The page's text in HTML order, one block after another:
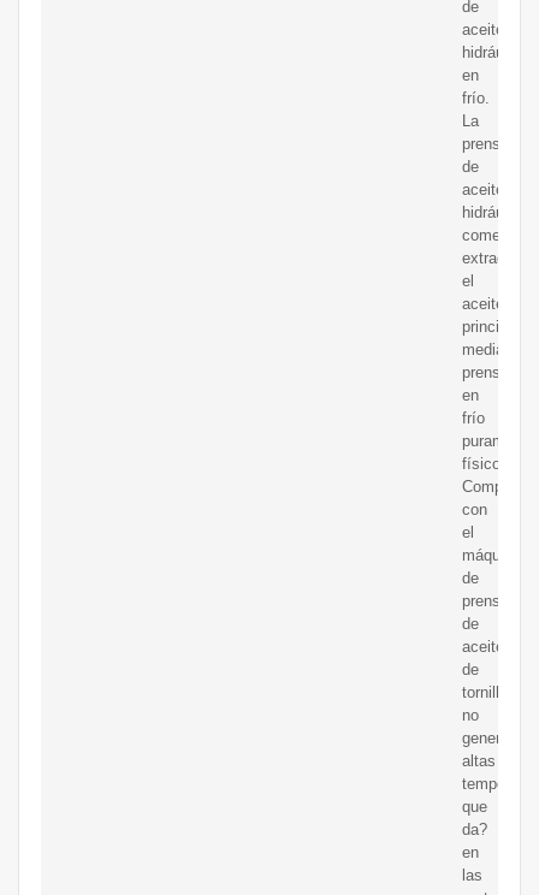
de
aceite
hidráulico
en
frío.
La
prensa
de
aceite
hidráulica
comercial
extrae
el
aceite
mediante
prensado
en
frío
puramente
físico.
Comparar
con
el
máquina
de
prensa
de
aceite
de
tornillo,
no
generará
altas
que
da?
en
las